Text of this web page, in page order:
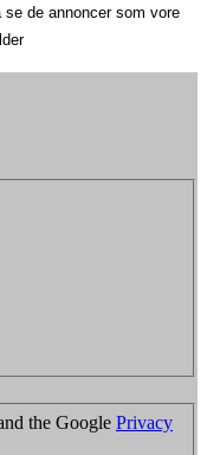
de annoncer som vore
the Google Privacy